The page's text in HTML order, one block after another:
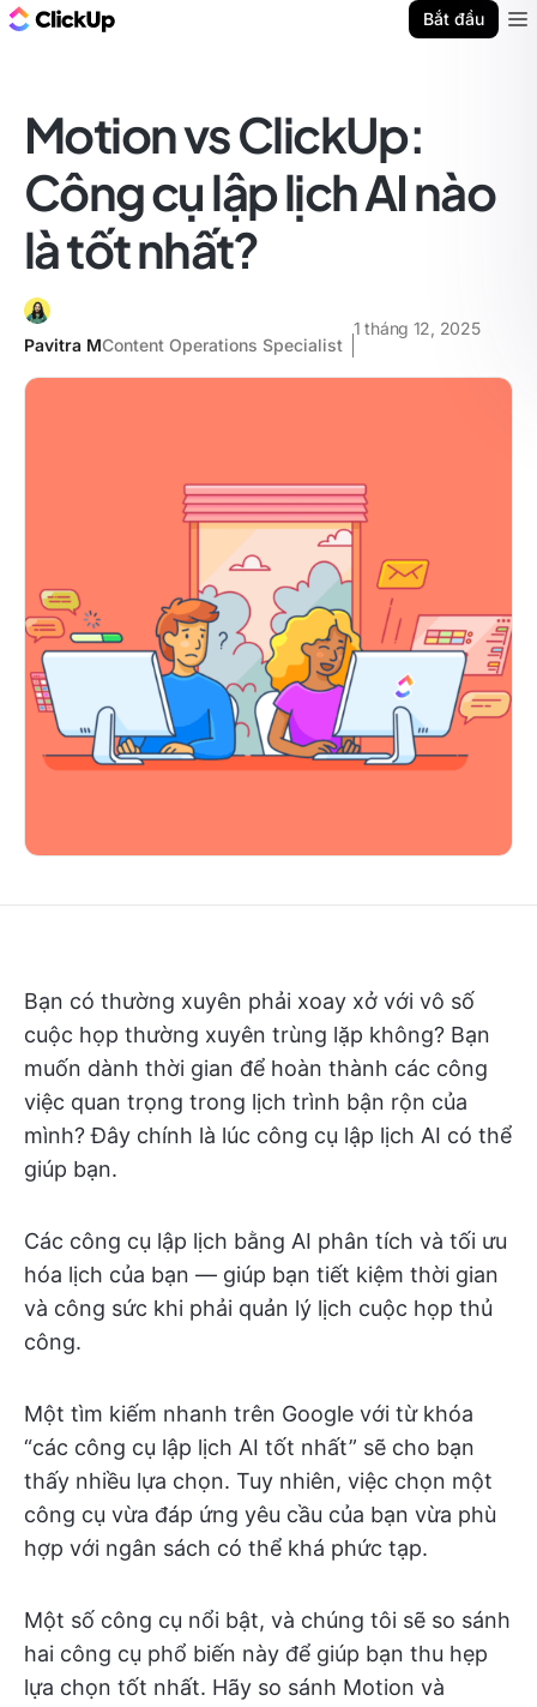
Bắt đầu
Motion vs ClickUp:
Công cụ lập lịch AI nào
là tốt nhất?
Pavitra MContent Operations Specialist
1 tháng 12, 2025
Bạn có thường xuyên phải xoay xở với vô số
cuộc họp thường xuyên trùng lặp không? Bạn
muốn dành thời gian để hoàn thành các công
việc quan trọng trong lịch trình bận rộn của
mình? Đây chính là lúc công cụ lập lịch AI có thể
giúp bạn.
Các công cụ lập lịch bằng AI phân tích và tối ưu
hóa lịch của bạn — giúp bạn tiết kiệm thời gian
và công sức khi phải quản lý lịch cuộc họp thủ
công.
Một tìm kiếm nhanh trên Google với từ khóa
“các công cụ lập lịch AI tốt nhất” sẽ cho bạn
thấy nhiều lựa chọn. Tuy nhiên, việc chọn một
công cụ vừa đáp ứng yêu cầu của bạn vừa phù
hợp với ngân sách có thể khá phức tạp.
Một số công cụ nổi bật, và chúng tôi sẽ so sánh
hai công cụ phổ biến này để giúp bạn thu hẹp
lựa chọn tốt nhất. Hãy so sánh Motion và